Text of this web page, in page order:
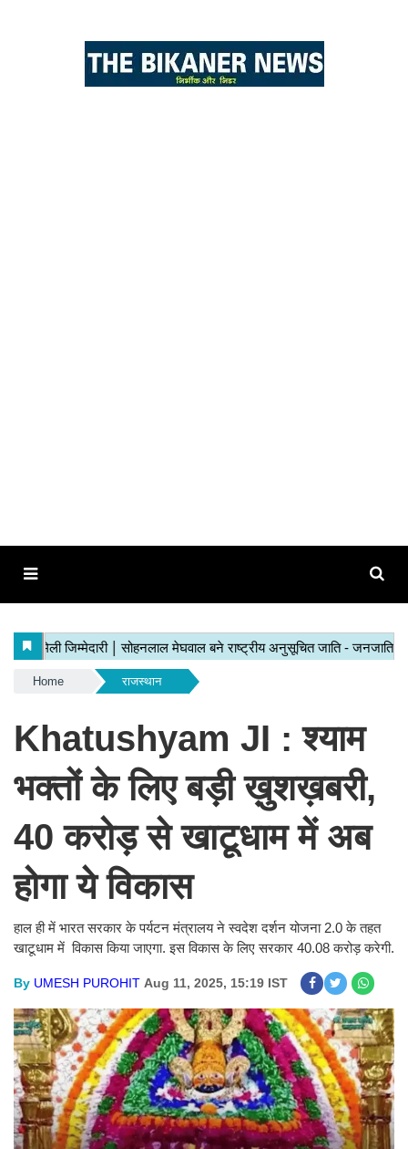
Home राजस्थान
Khatushyam JI : श्याम
भक्तों के लिए बड़ी ख़ुशख़बरी,
40 करोड़ से खाटूधाम में अब
होगा ये विकास
हाल ही में भारत सरकार के पर्यटन मंत्रालय ने स्वदेश दर्शन योजना 2.0 के तहत
खाटूधाम में विकास किया जाएगा. इस विकास के लिए सरकार 40.08 करोड़ करेगी.
By UMESH PUROHIT Aug 11, 2025, 15:19 IST